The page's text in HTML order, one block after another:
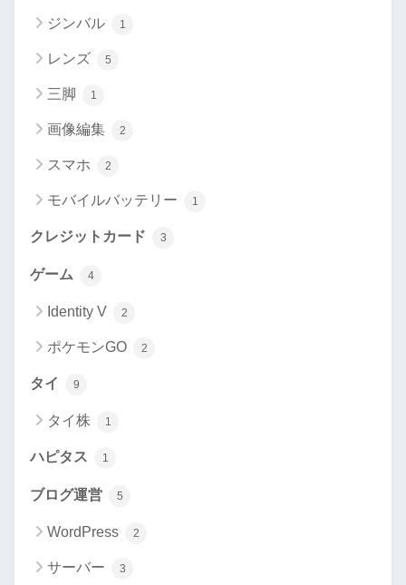
ジンバル 1
レンズ 5
三脚 1
画像編集 2
スマホ 2
モバイルバッテリー 1
クレジットカード 3
ゲーム 4
Identity V 2
ポケモンGO 2
タイ 9
タイ株 1
ハピタス 1
ブログ運営 5
WordPress 2
サーバー 3